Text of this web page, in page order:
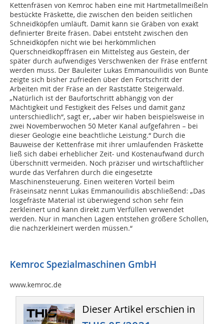
Kettenfräsen von Kemroc haben eine mit Hartmetallmeißeln
bestückte Fräskette, die zwischen den beiden seitlichen
Schneidköpfen umläuft. Damit kann sie Gräben von exakt
definierter Breite fräsen. Dabei entsteht zwischen den
Schneidköpfen nicht wie bei herkömmlichen
Querschneidkopffräsen ein Mittelsteg aus Gestein, der
später durch aufwendiges Verschwenken der Fräse entfernt
werden muss. Der Bauleiter Lukas Emmanouilidis von Bunte
zeigte sich bisher zufrieden über den Fortschritt der
Arbeiten mit der Fräse an der Raststätte Steigerwald.
„Natürlich ist der Baufortschritt abhängig von der
Mächtigkeit und Festigkeit des Felses und damit ganz
unterschiedlich“, sagt er, „aber wir haben beispielsweise in
zwei Novemberwochen 50 Meter Kanal aufgefahren – bei
dieser Geologie eine beachtliche Leistung.“ Durch die
Bauweise der Kettenfräse mit ihrer umlaufenden Fräskette
ließ sich dabei erheblicher Zeit- und Kostenaufwand durch
Überschnitt vermeiden. Noch präziser und wirtschaftlicher
wurde das Verfahren durch die eingesetzte
Maschinensteuerung. Einen weiteren Vorteil beim
Fräseinsatz nennt Lukas Emmanouilidis abschließend: „Das
losgefräste Material ist überwiegend schon sehr fein
zerkleinert und kann direkt zum Verfüllen verwendet
werden. Nur in manchen Lagen entstehen größere Schollen,
die nachzerkleinert werden müssen.“
Kemroc Spezialmaschinen GmbH
www.kemroc.de
Dieser Artikel erschien in